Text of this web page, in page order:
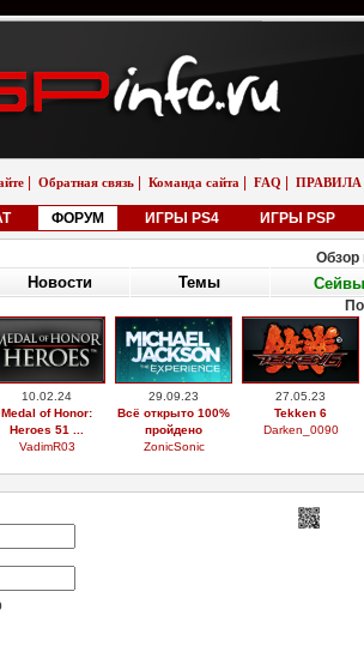
Обратная связь Команда сайта FAQ ПРАВИЛА
ФОРУМ ИГРЫ PS4 ИГРЫ PSP
Обзор
Новости Темы Сейвы
10.02.24
Medal of Honor:
Heroes 51 ...
VadimR03
29.09.23
Всё открыто 100%
пройдено
ZonicSonic
27.05.23
Tekken 6
Darken_0090